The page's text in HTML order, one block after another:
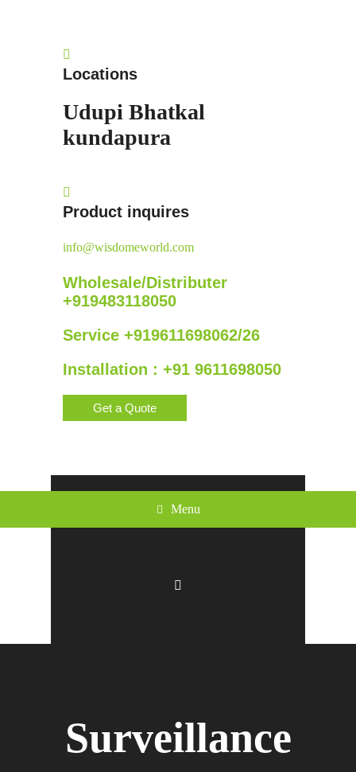
Locations
Udupi Bhatkal
kundapura
Product inquires
info@wisdomeworld.com
Wholesale/Distributer
+919483118050
Service +919611698062/26
Installation : +91 9611698050
Get a Quote
Menu
Surveillance